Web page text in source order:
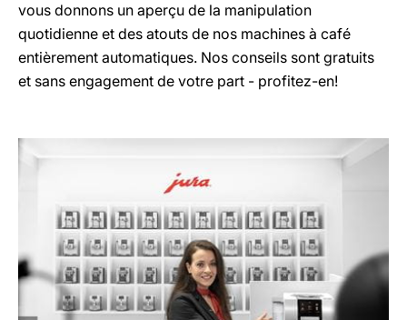
vous donnons un aperçu de la manipulation
quotidienne et des atouts de nos machines à café
entièrement automatiques. Nos conseils sont gratuits
et sans engagement de votre part - profitez-en!